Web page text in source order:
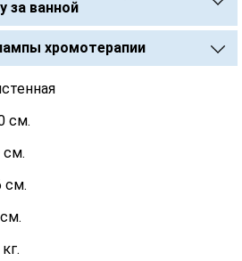
за ванной
хромотерапии
см.
см.
см.
см.
кг.